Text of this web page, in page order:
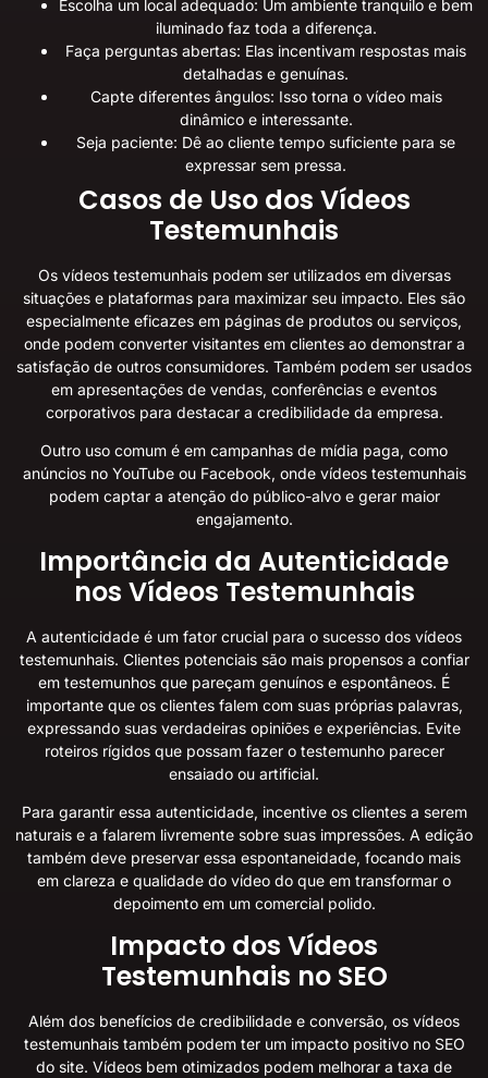
Escolha um local adequado: Um ambiente tranquilo e bem
iluminado faz toda a diferença.
Faça perguntas abertas: Elas incentivam respostas mais
detalhadas e genuínas.
Capte diferentes ângulos: Isso torna o vídeo mais
dinâmico e interessante.
Seja paciente: Dê ao cliente tempo suficiente para se
expressar sem pressa.
Casos de Uso dos Vídeos
Testemunhais
Os vídeos testemunhais podem ser utilizados em diversas
situações e plataformas para maximizar seu impacto. Eles são
especialmente eficazes em páginas de produtos ou serviços,
onde podem converter visitantes em clientes ao demonstrar a
satisfação de outros consumidores. Também podem ser usados
em apresentações de vendas, conferências e eventos
corporativos para destacar a credibilidade da empresa.
Outro uso comum é em campanhas de mídia paga, como
anúncios no YouTube ou Facebook, onde vídeos testemunhais
podem captar a atenção do público-alvo e gerar maior
engajamento.
Importância da Autenticidade
nos Vídeos Testemunhais
A autenticidade é um fator crucial para o sucesso dos vídeos
testemunhais. Clientes potenciais são mais propensos a confiar
em testemunhos que pareçam genuínos e espontâneos. É
importante que os clientes falem com suas próprias palavras,
expressando suas verdadeiras opiniões e experiências. Evite
roteiros rígidos que possam fazer o testemunho parecer
ensaiado ou artificial.
Para garantir essa autenticidade, incentive os clientes a serem
naturais e a falarem livremente sobre suas impressões. A edição
também deve preservar essa espontaneidade, focando mais
em clareza e qualidade do vídeo do que em transformar o
depoimento em um comercial polido.
Impacto dos Vídeos
Testemunhais no SEO
Além dos benefícios de credibilidade e conversão, os vídeos
testemunhais também podem ter um impacto positivo no SEO
do site. Vídeos bem otimizados podem melhorar a taxa de